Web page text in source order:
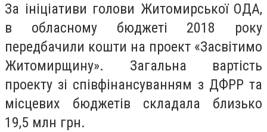
За ініціативи голови Житомирської ОДА,
в обласному бюджеті 2018 року
передбачили кошти на проект «Засвітимо
Житомирщину». Загальна вартість
проекту зі співфінансуванням з ДФРР та
місцевих бюджетів складала близько
19,5 млн грн.